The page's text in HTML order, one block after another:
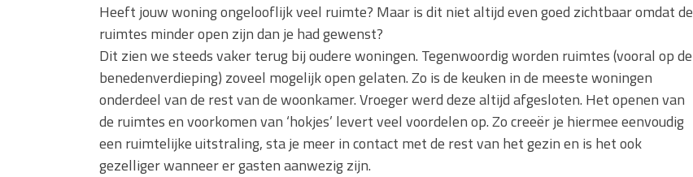
Heeft jouw woning ongelooflijk veel ruimte? Maar is dit niet altijd even goed zichtbaar omdat de
ruimtes minder open zijn dan je had gewenst?
Dit zien we steeds vaker terug bij oudere woningen. Tegenwoordig worden ruimtes (vooral op de
benedenverdieping) zoveel mogelijk open gelaten. Zo is de keuken in de meeste woningen
onderdeel van de rest van de woonkamer. Vroeger werd deze altijd afgesloten. Het openen van
de ruimtes en voorkomen van ‘hokjes’ levert veel voordelen op. Zo creeër je hiermee eenvoudig
een ruimtelijke uitstraling, sta je meer in contact met de rest van het gezin en is het ook
gezelliger wanneer er gasten aanwezig zijn.